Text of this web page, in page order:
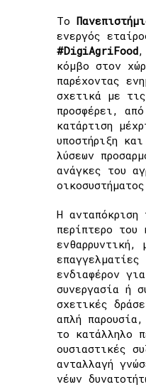
Το
ενεργός
#DigiAgriFood,
κόμβο στον
παρέχοντας
σχετικά με
προσφέρει,
κατάρτιση
υποστήριξη
λύσεων
ανάγκες του
Η ανταπόκριση
περίπτερο του
ενθαρρυντική,
επαγγελματίες
ενδιαφέρον
συνεργασία ή
σχετικές
απλή
το κατάλληλο
ουσιαστικές
ανταλλαγή
νέων